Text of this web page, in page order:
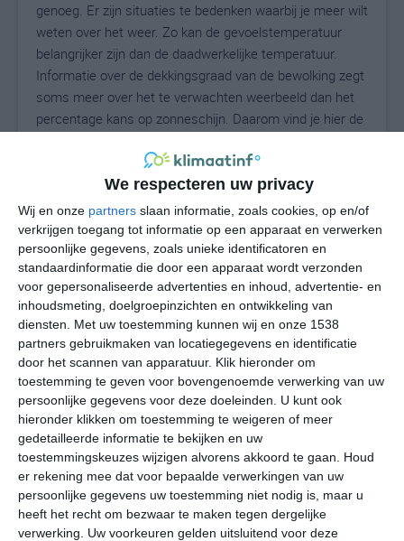
We respecteren uw privacy
Wij en onze partners slaan informatie, zoals cookies, op en/of
verkrijgen toegang tot informatie op een apparaat en verwerken
persoonlijke gegevens, zoals unieke identificatoren en
standaardinformatie die door een apparaat wordt verzonden
voor gepersonaliseerde advertenties en inhoud, advertentie- en
inhoudsmeting, doelgroepinzichten en ontwikkeling van
diensten.
Met uw toestemming kunnen wij en onze 1538
partners gebruikmaken van locatiegegevens en identificatie
door het scannen van apparatuur. Klik hieronder om
toestemming te geven voor bovengenoemde verwerking van uw
persoonlijke gegevens voor deze doeleinden. U kunt ook
hieronder klikken om toestemming te weigeren of meer
gedetailleerde informatie te bekijken en uw
toestemmingskeuzes wijzigen alvorens akkoord te gaan.
Houd
er rekening mee dat voor bepaalde verwerkingen van uw
persoonlijke gegevens uw toestemming niet nodig is, maar u
heeft het recht om bezwaar te maken tegen dergelijke
verwerking. Uw voorkeuren gelden uitsluitend voor deze
genoeg. Er zijn situaties te bedenken waarbij je meer wilt
weten over het weer. Zo kan de gevoelstemperatuur
belangrijker zijn dan de daadwerkelijke temperatuur.
Informatie over de dekkingsgraad van de bewolking zegt
soms meer over het te verwachten weerbeeld dan het
percentage kans op zonneschijn. Daarom vind je hier de
26°C
za
31° 21°
zo
34° 21°
ma
34° 23°
di
35° 24° 33°
31°C 31°C 26°C 24°C 23°C
15:00 18:00 21:00 00:00 03:00